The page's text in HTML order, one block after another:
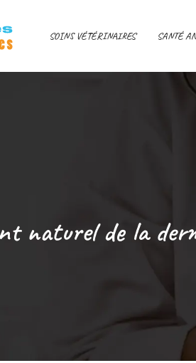
SOINS VÉTÉRINAIRES SANTÉ
naturel de la